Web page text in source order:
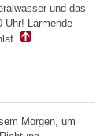
und das
Uhr! Lärmende
Morgen, um